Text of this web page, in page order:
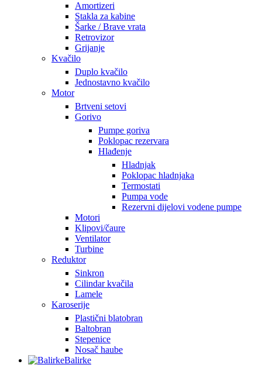
Amortizeri
Stakla za kabine
Šarke / Brave vrata
Retrovizor
Grijanje
Kvačilo
Duplo kvačilo
Jednostavno kvačilo
Motor
Brtveni setovi
Gorivo
Pumpe goriva
Poklopac rezervara
Hlađenje
Hladnjak
Poklopac hladnjaka
Termostati
Pumpa vode
Rezervni dijelovi vodene pumpe
Motori
Klipovi/čaure
Ventilator
Turbine
Reduktor
Sinkron
Cilindar kvačila
Lamele
Karoserije
Plastični blatobran
Baltobran
Stepenice
Nosač haube
Balirke